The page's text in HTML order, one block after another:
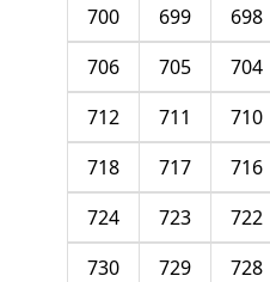
698
699
700
704
705
706
710
711
712
716
717
718
722
723
724
728
729
730